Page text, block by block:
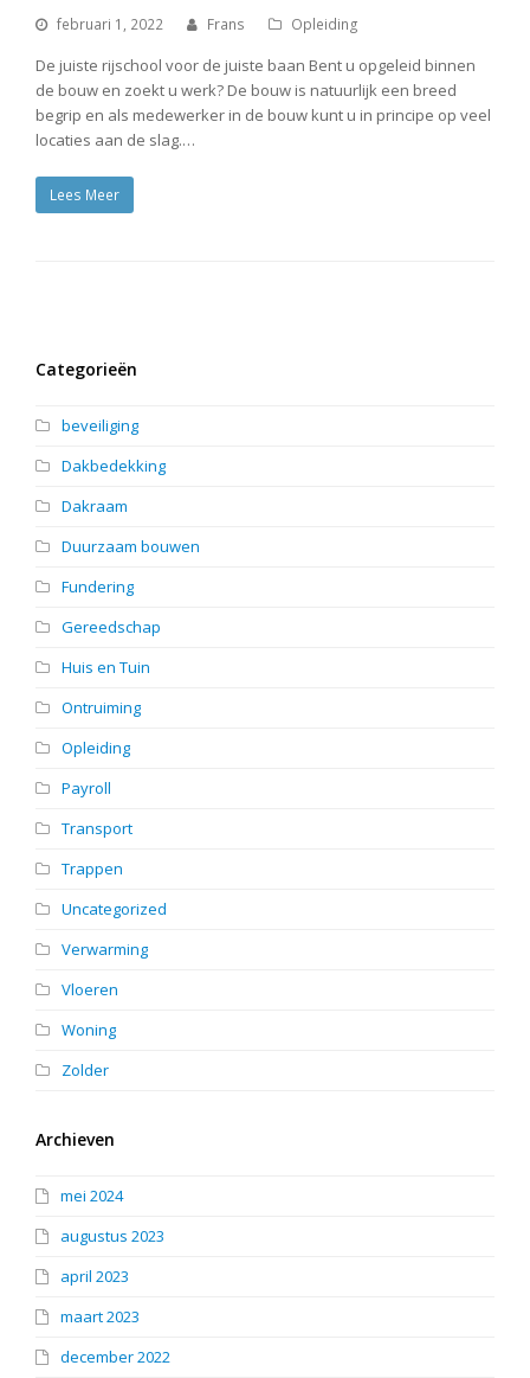
februari 1, 2022 Frans Opleiding
De juiste rijschool voor de juiste baan Bent u opgeleid binnen
de bouw en zoekt u werk? De bouw is natuurlijk een breed
begrip en als medewerker in de bouw kunt u in principe op veel
locaties aan de slag.…
Lees Meer
Categorieën
beveiliging
Dakbedekking
Dakraam
Duurzaam bouwen
Fundering
Gereedschap
Huis en Tuin
Ontruiming
Opleiding
Payroll
Transport
Trappen
Uncategorized
Verwarming
Vloeren
Woning
Zolder
Archieven
mei 2024
augustus 2023
april 2023
maart 2023
december 2022